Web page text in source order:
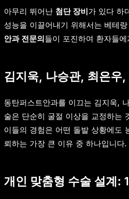
아무리 뛰어난 첨단 장비가 있다 하
성능을 이끌어내기 위해서는 베테
안과 전문의들이 포진하여 환자들
김지욱, 나승관, 최은우
동탄퍼스트안과를 이끄는 김지욱,
술은 단순히 굴절 이상을 교정하는
이들의 경험은 어떤 돌발 상황에도
뢰하는 가장 큰 이유 중 하나입니다.
개인 맞춤형 수술 설계: